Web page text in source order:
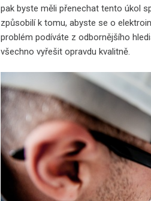
pak byste měli přenechat tento úkol
způsobilí k tomu, abyste se o
problém podíváte z odbornějšího
všechno vyřešit opravdu kvalitně.